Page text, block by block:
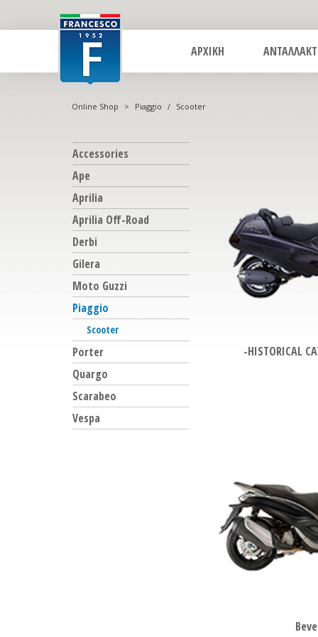
ΑΡΧΙΚΗ
Online Shop > Piaggio / Scooter
Accessories
Ape
Aprilia
Aprilia Off-Road
Derbi
Gilera
Moto Guzzi
Piaggio
Scooter
Porter
Quargo
Scarabeo
Vespa
-HISTORICAL